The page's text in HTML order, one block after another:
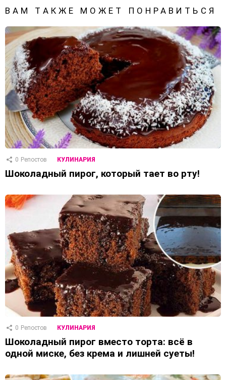
ВАМ ТАКЖЕ МОЖЕТ ПОНРАВИТЬСЯ
0 Репостов КУЛИНАРИЯ
Шоколадный пирог, который тает во рту!
0 Репостов КУЛИНАРИЯ
Шоколадный пирог вместо торта: всё в
одной миске, без крема и лишней суеты!